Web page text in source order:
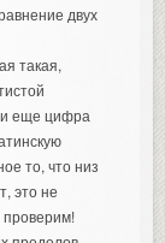
двух
такая,
и еще цифра
то, что низ
это не
проверим!